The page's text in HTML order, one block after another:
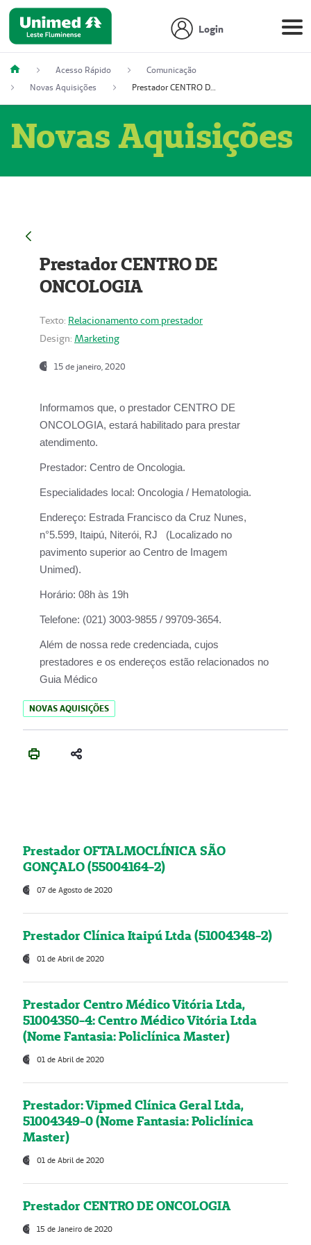
Login
Acesso Rápido
Comunicação
Novas Aquisições
Prestador CENTRO DE ONCOLOGIA
Novas Aquisições
Prestador CENTRO DE
ONCOLOGIA
Texto: Relacionamento com prestador
Design: Marketing
15 de janeiro, 2020
Informamos que, o prestador CENTRO DE
ONCOLOGIA, estará habilitado para prestar
atendimento.
Prestador: Centro de Oncologia.
Especialidades local: Oncologia / Hematologia.
Endereço: Estrada Francisco da Cruz Nunes,
n°5.599, Itaipú, Niterói, RJ (Localizado no
pavimento superior ao Centro de Imagem
Unimed).
Horário: 08h às 19h
Telefone: (021) 3003-9855 / 99709-3654.
Além de nossa rede credenciada, cujos
prestadores e os endereços estão relacionados no
Guia Médico
NOVAS AQUISIÇÕES
Prestador OFTALMOCLÍNICA SÃO
GONÇALO (55004164-2)
07 de Agosto de 2020
Prestador Clínica Itaipú Ltda (51004348-2)
01 de Abril de 2020
Prestador Centro Médico Vitória Ltda,
51004350-4: Centro Médico Vitória Ltda
(Nome Fantasia: Policlínica Master)
01 de Abril de 2020
Prestador: Vipmed Clínica Geral Ltda,
51004349-0 (Nome Fantasia: Policlínica
Master)
01 de Abril de 2020
Prestador CENTRO DE ONCOLOGIA
15 de Janeiro de 2020